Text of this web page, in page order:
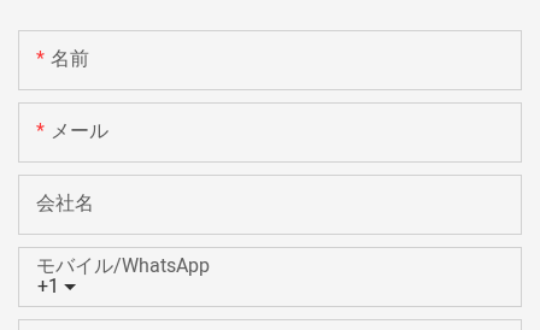
名前
メール
会社名
+1
モバイル/WhatsApp